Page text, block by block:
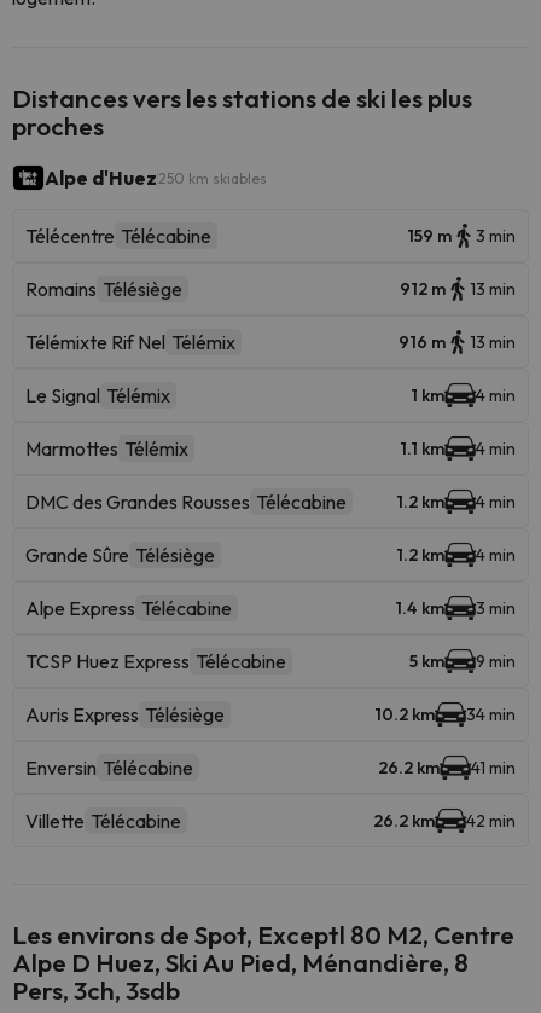
Distances vers les stations de ski les plus
proches
Alpe d'Huez 250 km skiables
Télécentre Télécabine 159 m 3 min
Romains Télésiège 912 m 13 min
Télémixte Rif Nel Télémix 916 m 13 min
Le Signal Télémix 1 km 4 min
Marmottes Télémix 1.1 km 4 min
DMC des Grandes Rousses Télécabine 1.2 km 4 min
Grande Sûre Télésiège 1.2 km 4 min
Alpe Express Télécabine 1.4 km 3 min
TCSP Huez Express Télécabine 5 km 9 min
Auris Express Télésiège 10.2 km 34 min
Enversin Télécabine 26.2 km 41 min
Villette Télécabine 26.2 km 42 min
Les environs de Spot, Exceptl 80 M2, Centre
Alpe D Huez, Ski Au Pied, Ménandière, 8
Pers, 3ch, 3sdb